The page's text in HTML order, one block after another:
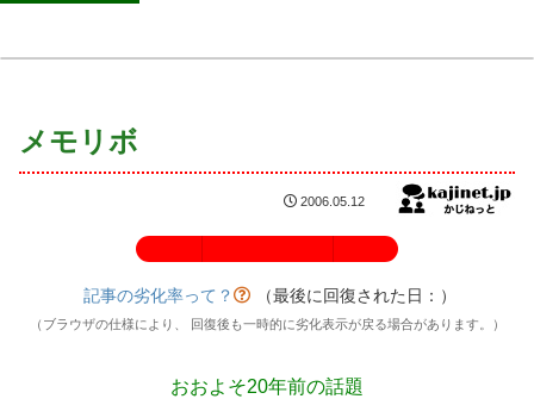
メモリボ
2006.05.12
記事の劣化率って？ （最後に回復された日： ）
（ブラウザの仕様により、 回復後も一時的に劣化表示が戻る場合があります。）
おおよそ20年前の話題